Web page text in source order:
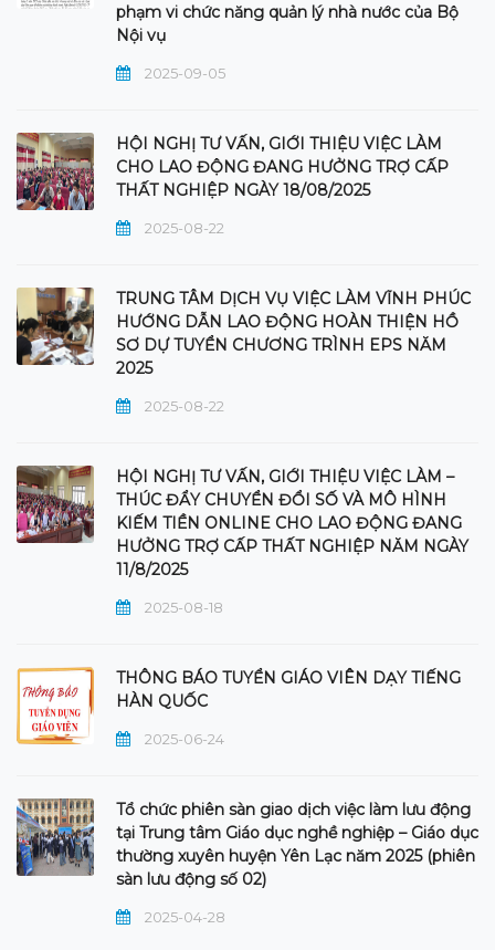
phạm vi chức năng quản lý nhà nước của Bộ
Nội vụ
2025-09-05
HỘI NGHỊ TƯ VẤN, GIỚI THIỆU VIỆC LÀM
CHO LAO ĐỘNG ĐANG HƯỞNG TRỢ CẤP
THẤT NGHIỆP NGÀY 18/08/2025
2025-08-22
TRUNG TÂM DỊCH VỤ VIỆC LÀM VĨNH PHÚC
HƯỚNG DẪN LAO ĐỘNG HOÀN THIỆN HỒ
SƠ DỰ TUYỂN CHƯƠNG TRÌNH EPS NĂM
2025
2025-08-22
HỘI NGHỊ TƯ VẤN, GIỚI THIỆU VIỆC LÀM –
THÚC ĐẨY CHUYỂN ĐỔI SỐ VÀ MÔ HÌNH
KIẾM TIỀN ONLINE CHO LAO ĐỘNG ĐANG
HƯỞNG TRỢ CẤP THẤT NGHIỆP NĂM NGÀY
11/8/2025
2025-08-18
THÔNG BÁO TUYỂN GIÁO VIÊN DẠY TIẾNG
HÀN QUỐC
2025-06-24
Tổ chức phiên sàn giao dịch việc làm lưu động
tại Trung tâm Giáo dục nghề nghiệp – Giáo dục
thường xuyên huyện Yên Lạc năm 2025 (phiên
sàn lưu động số 02)
2025-04-28